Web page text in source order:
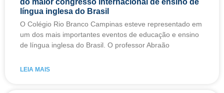
do maior congresso internacional de ensino de
língua inglesa do Brasil
O Colégio Rio Branco Campinas esteve representado em
um dos mais importantes eventos de educação e ensino
de língua inglesa do Brasil. O professor Abraão
LEIA MAIS